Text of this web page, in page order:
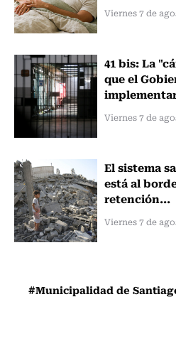
Viernes 7 de
41 bis: La
que el
Viernes 7 de
El sistema
está al
retención...
Viernes 7 de
#Municipalidad de